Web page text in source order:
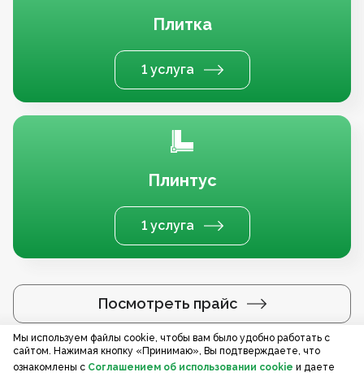
Плитка
1 услуга
Плинтус
1 услуга
Посмотреть прайс
Услуги по регионам
Мы используем файлы cookie, чтобы вам было удобно работать с
сайтом. Нажимая кнопку «Принимаю», Вы подтверждаете, что
ознакомлены с Соглашением об использовании cookie и даете